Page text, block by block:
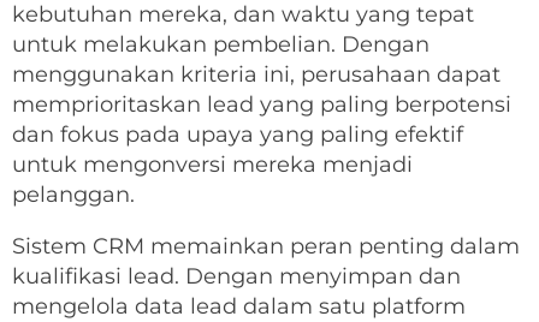
kebutuhan mereka, dan waktu yang tepat
untuk melakukan pembelian. Dengan
menggunakan kriteria ini, perusahaan dapat
memprioritaskan lead yang paling berpotensi
dan fokus pada upaya yang paling efektif
untuk mengonversi mereka menjadi
pelanggan.
Sistem CRM memainkan peran penting dalam
kualifikasi lead. Dengan menyimpan dan
mengelola data lead dalam satu platform